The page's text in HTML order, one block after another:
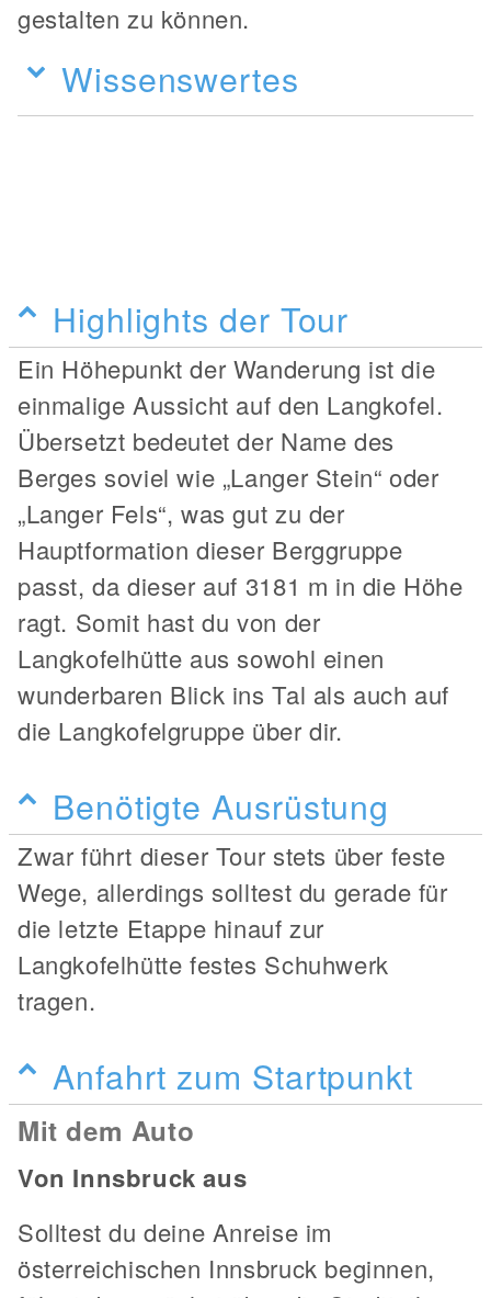
gestalten zu können.
Wissenswertes
Highlights der Tour
Ein Höhepunkt der Wanderung ist die
einmalige Aussicht auf den Langkofel.
Übersetzt bedeutet der Name des
Berges soviel wie „Langer Stein“ oder
„Langer Fels“, was gut zu der
Hauptformation dieser Berggruppe
passt, da dieser auf 3181 m in die Höhe
ragt. Somit hast du von der
Langkofelhütte aus sowohl einen
wunderbaren Blick ins Tal als auch auf
die Langkofelgruppe über dir.
Benötigte Ausrüstung
Zwar führt dieser Tour stets über feste
Wege, allerdings solltest du gerade für
die letzte Etappe hinauf zur
Langkofelhütte festes Schuhwerk
tragen.
Anfahrt zum Startpunkt
Mit dem Auto
Von Innsbruck aus
Solltest du deine Anreise im
österreichischen Innsbruck beginnen,